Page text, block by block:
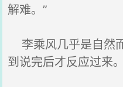
解难。”
李乘风几乎是自然
到说完后才反应过来。